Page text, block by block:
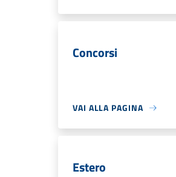
Concorsi
VAI ALLA PAGINA
Estero